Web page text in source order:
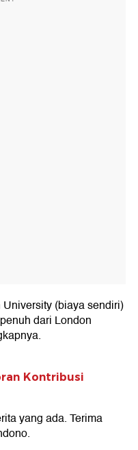
(biaya sendiri)
dari London
Kontribusi
yang ada. Terima